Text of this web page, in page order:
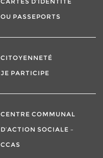
OU PASSEPORTS
CITOYENNETÉ
JE PARTICIPE
CENTRE COMMUNAL
D’ACTION SOCIALE –
CCAS